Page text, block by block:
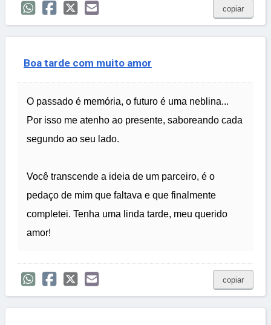
copiar
Boa tarde com muito amor
O passado é memória, o futuro é uma neblina...
Por isso me atenho ao presente, saboreando cada
segundo ao seu lado.
Você transcende a ideia de um parceiro, é o
pedaço de mim que faltava e que finalmente
completei. Tenha uma linda tarde, meu querido
amor!
copiar